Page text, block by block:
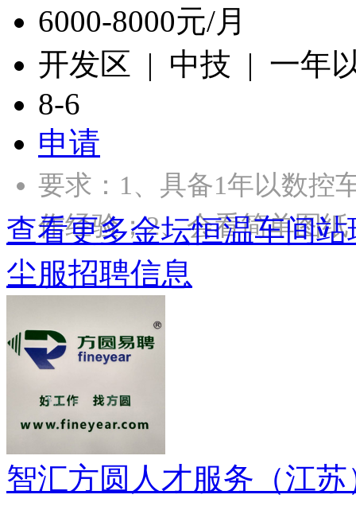
6000-8000元/月
开发区 | 中技 | 一年
8-6
申请
要求：1、具备1年以数控
作经验；2、会看简单图
查看更多金坛恒温车间
尘服招聘信息
智汇方圆人才服务（江